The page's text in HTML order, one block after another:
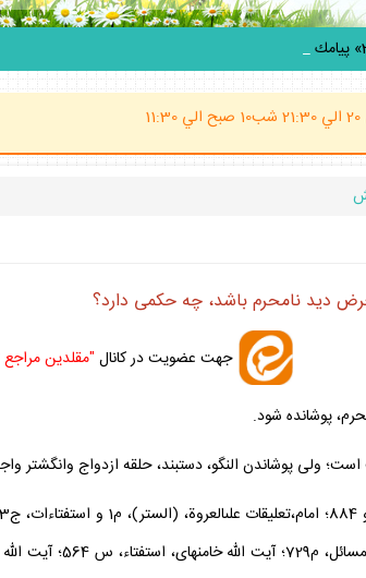
(ساعت پاسخگوي احكام شرعي 20 الي 21:30 شب10 صبح الي 11:30
ديد نامحرم باشد، چه حكمى دارد؟
جهت عضويت در كانال "مقلدين مراجع
پوشانده شود.
ولى پوشاندن النگو، دستبند، حلقه ازدواج وانگشتر